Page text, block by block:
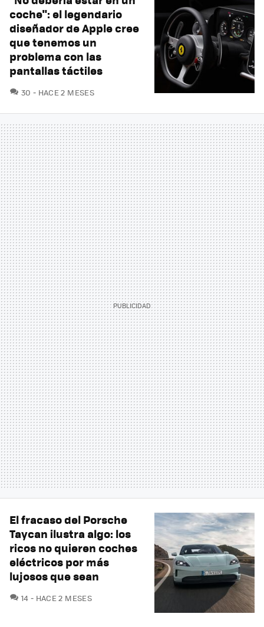
coche": el legendario
diseñador de Apple cree
que tenemos un
problema con las
pantallas táctiles
30 COMENTARIOS
HACE 2 MESES
El fracaso del Porsche
Taycan ilustra algo: los
ricos no quieren coches
eléctricos por más
lujosos que sean
14 COMENTARIOS
HACE 2 MESES